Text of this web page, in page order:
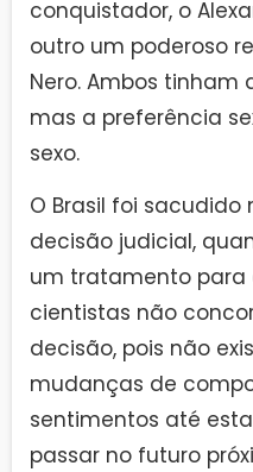
conquistador, o
outro um poderoso
Nero. Ambos
mas a preferência
sexo.
O Brasil foi
decisão judicial,
um tratamento para
cientistas não
decisão, pois não
mudanças de
sentimentos até
passar no futuro